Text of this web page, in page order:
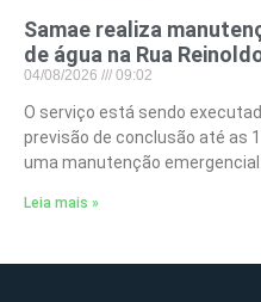
Samae realiza
de água na Rua
04/08/2026 09:02
O serviço está sendo
previsão de conclusão até as
uma manutenção emergencial
Leia mais »